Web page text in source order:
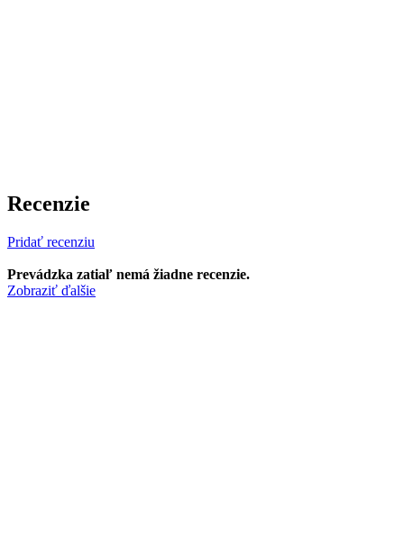
Recenzie
Pridať recenziu
Prevádzka zatiaľ nemá žiadne recenzie.
Zobraziť ďalšie